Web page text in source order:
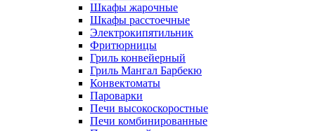
Шкафы жарочные
Шкафы расстоечные
Электрокипятильник
Фритюрницы
Гриль конвейерный
Гриль Мангал Барбекю
Конвектоматы
Пароварки
Печи высокоскоростные
Печи комбинированные